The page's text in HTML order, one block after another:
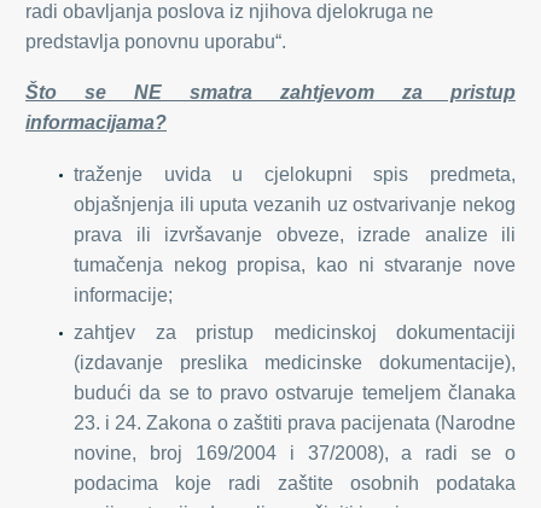
radi obavljanja poslova iz njihova djelokruga ne
predstavlja ponovnu uporabu“.
Što se NE smatra zahtjevom za pristup
informacijama?
traženje uvida u cjelokupni spis predmeta,
objašnjenja ili uputa vezanih uz ostvarivanje nekog
prava ili izvršavanje obveze, izrade analize ili
tumačenja nekog propisa, kao ni stvaranje nove
informacije;
zahtjev za pristup medicinskoj dokumentaciji
(izdavanje preslika medicinske dokumentacije),
budući da se to pravo ostvaruje temeljem članaka
23. i 24. Zakona o zaštiti prava pacijenata (Narodne
novine, broj 169/2004 i 37/2008), a radi se o
podacima koje radi zaštite osobnih podataka